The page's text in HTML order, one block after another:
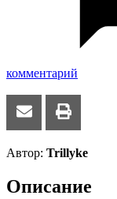
комментарий
Автор: Trillyke
Описание